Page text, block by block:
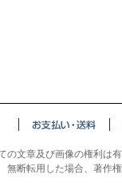
文章及び画像の権利は
無断転用した場合、著作